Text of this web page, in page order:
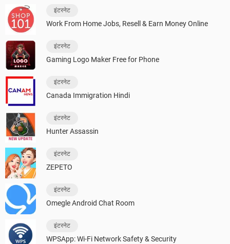
इंटरनेट
Work From Home Jobs, Resell & Earn Money Online
इंटरनेट
Gaming Logo Maker Free for Phone
इंटरनेट
Canada Immigration Hindi
इंटरनेट
Hunter Assassin
इंटरनेट
ZEPETO
इंटरनेट
Omegle Android Chat Room
इंटरनेट
WPSApp: Wi-Fi Network Safety & Security